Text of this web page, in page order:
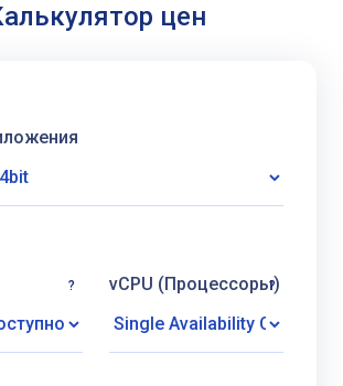
цен
? vCPU (Процессоры)
?